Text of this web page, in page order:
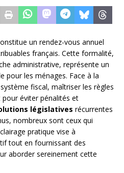
un rendez-vous annuel
français. Cette formalité,
administrative, représente un
pour les ménages. Face à la
fiscal, maîtriser les règles
pour éviter pénalités et
législatives récurrentes
nombreux sont ceux qui
pratique vise à
tout en fournissant des
aborder sereinement cette